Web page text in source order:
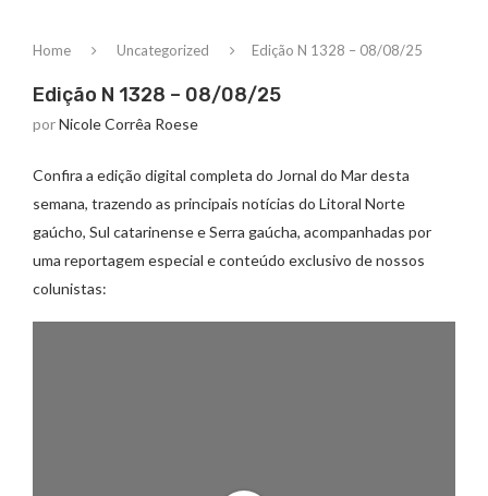
Home Uncategorized Edição N 1328 – 08/08/25
Edição N 1328 – 08/08/25
porNicole Corrêa Roese
Confira a edição digital completa do Jornal do Mar desta
semana, trazendo as principais notícias do Litoral Norte
gaúcho, Sul catarinense e Serra gaúcha, acompanhadas por
uma reportagem especial e conteúdo exclusivo de nossos
colunistas: